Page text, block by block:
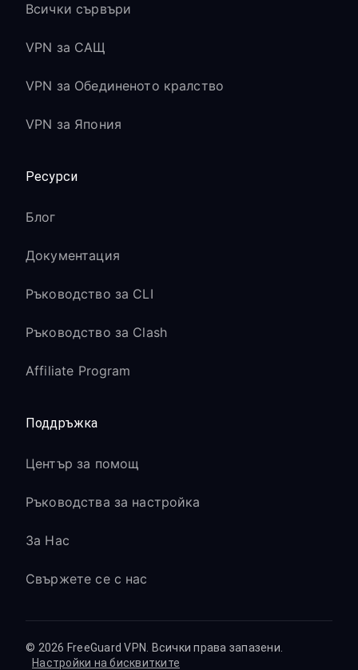
Всички сървъри
VPN за САЩ
VPN за Обединеното кралство
VPN за Япония
Ресурси
Блог
Документация
Ръководство за CLI
Ръководство за Clash
Affiliate Program
Поддръжка
Център за помощ
Ръководства за настройка
За Нас
Свържете се с нас
© 2026 FreeGuard VPN. Всички права запазени.
Настройки на бисквитките